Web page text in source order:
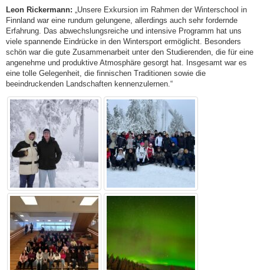
Leon Rickermann: „Unsere Exkursion im Rahmen der Winterschool in
Finnland war eine rundum gelungene, allerdings auch sehr fordernde
Erfahrung. Das abwechslungsreiche und intensive Programm hat uns
viele spannende Eindrücke in den Wintersport ermöglicht. Besonders
schön war die gute Zusammenarbeit unter den Studierenden, die für eine
angenehme und produktive Atmosphäre gesorgt hat. Insgesamt war es
eine tolle Gelegenheit, die finnischen Traditionen sowie die
beeindruckenden Landschaften kennenzulernen.“